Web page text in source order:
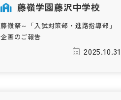
藤嶺学園藤沢中学校
藤嶺祭～「入試対策部・進路指導部」
企画のご報告
2025.10.31